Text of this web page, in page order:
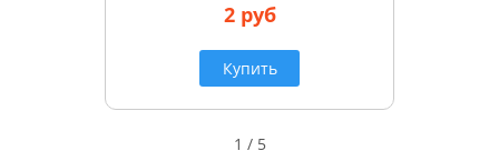
2 руб
Купить
1 / 5